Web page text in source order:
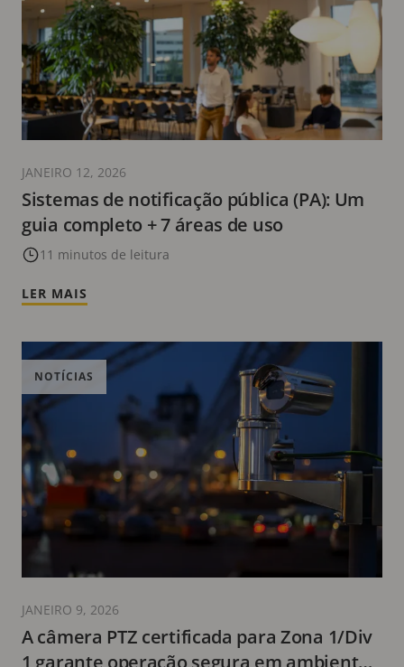
Sistemas de notificação pública (PA): Um
guia completo + 7 áreas de uso
11 minutos de leitura
JANEIRO 12, 2026
LER MAIS
A câmera PTZ certificada para Zona 1/Div
1 garante operação segura em ambientes
NOTÍCIAS
JANEIRO 9, 2026